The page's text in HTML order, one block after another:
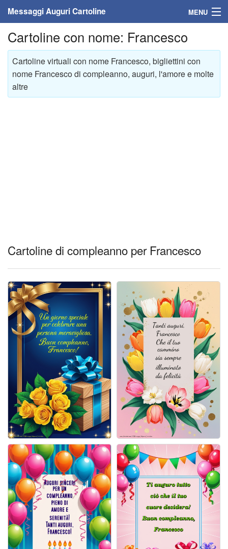
Messaggi Auguri Cartoline MENU
Home
Messaggi
Cartoline
Cartoline musicali
Cartoline animate
Accedi
Cartoline con nome: Francesco
Cartoline virtuali con nome Francesco, bigliettini con
nome Francesco di compleanno, auguri, l'amore e molte
altre
Cartoline di compleanno per Francesco